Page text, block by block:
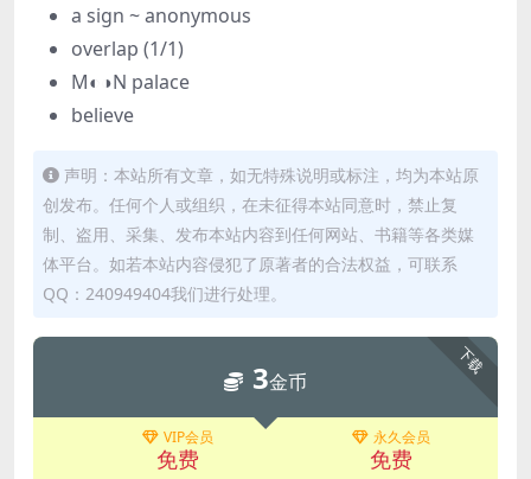
a sign ~ anonymous
overlap (1/1)
M◐◑N palace
believe
声明：本站所有文章，如无特殊说明或标注，均为本站原
创发布。任何个人或组织，在未征得本站同意时，禁止复
制、盗用、采集、发布本站内容到任何网站、书籍等各类媒
体平台。如若本站内容侵犯了原著者的合法权益，可联系
QQ：240949404我们进行处理。
下载
3金币
VIP会员
免费
永久会员
免费